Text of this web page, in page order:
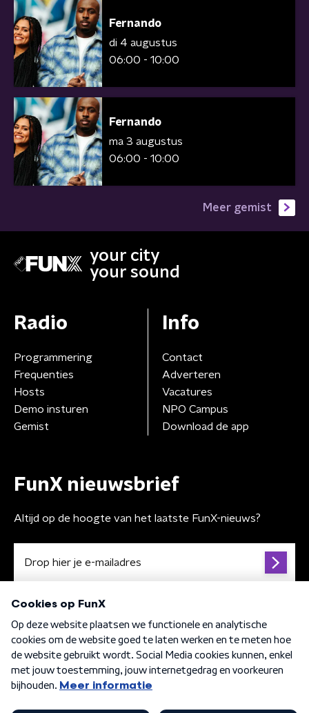
Fernando
di 4 augustus
06:00 - 10:00
Fernando
ma 3 augustus
06:00 - 10:00
Meer gemist
your city
your sound
Radio
Programmering
Frequenties
Hosts
Demo insturen
Gemist
Info
Contact
Adverteren
Vacatures
NPO Campus
Download de app
FunX nieuwsbrief
Altijd op de hoogte van het laatste FunX-nieuws?
Algemene voorwaarden Privacybeleid